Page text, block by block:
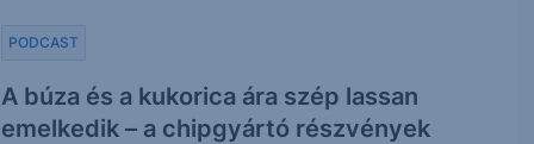
A búza és a kukorica ára szép lassan
emelkedik – a chipgyártó részvények
PODCAST